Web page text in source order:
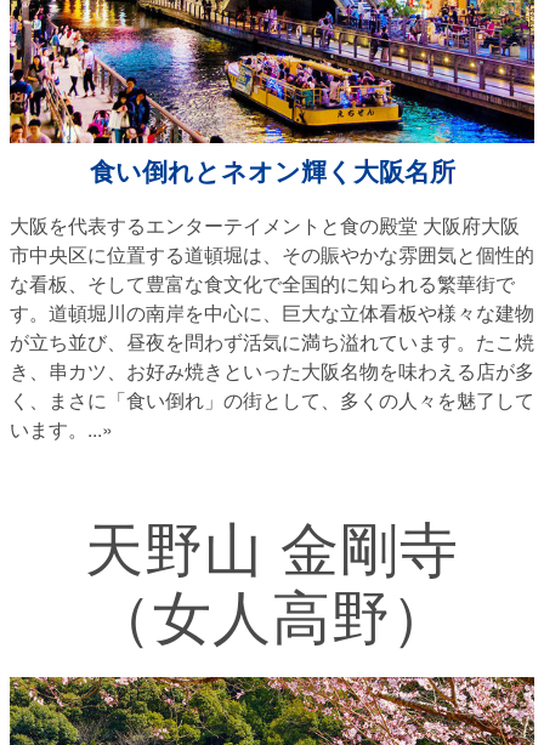
食い倒れとネオン輝く大阪名所
大阪を代表するエンターテイメントと食の殿堂 大阪府大阪
市中央区に位置する道頓堀は、その賑やかな雰囲気と個性的
な看板、そして豊富な食文化で全国的に知られる繁華街で
す。道頓堀川の南岸を中心に、巨大な立体看板や様々な建物
が立ち並び、昼夜を問わず活気に満ち溢れています。たこ焼
き、串カツ、お好み焼きといった大阪名物を味わえる店が多
く、まさに「食い倒れ」の街として、多くの人々を魅了して
います。 ...»
天野山 金剛寺
（女人高野）